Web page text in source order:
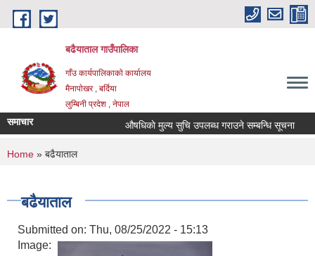
Skip to main content
बढैयाताल गाउँपालिका
गाँउ कार्यपालिकाकाे कार्यालय
मैनापाेखर , बर्दिया
लुम्बिनी प्रदेश , नेपाल
समाचार औषधिकाे मुल्य सुचि उपलब्ध गराउने सम्बन्धि सूचना
You are here
Home » बढैयाताल
बढैयाताल
Submitted on: Thu, 08/25/2022 - 15:13
Image: